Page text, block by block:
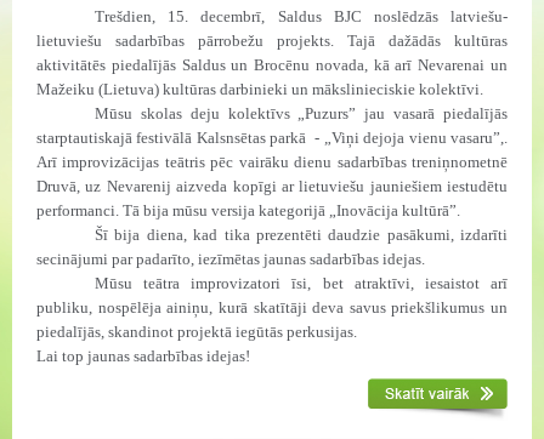
Trešdien, 15. decembrī, Saldus BJC noslēdzās latviešu-
lietuviešu sadarbības pārrobežu projekts. Tajā dažādās kultūras
aktivitātēs piedalījās Saldus un Brocēnu novada, kā arī Nevarenai un
Mažeiku (Lietuva) kultūras darbinieki un mākslinieciskie kolektīvi.
Mūsu skolas deju kolektīvs „Puzurs” jau vasarā piedalījās
starptautiskajā festivālā Kalsnsētas parkā - „Viņi dejoja vienu vasaru”,.
Arī improvizācijas teātris pēc vairāku dienu sadarbības treniņnometnē
Druvā, uz Nevarenij aizveda kopīgi ar lietuviešu jauniešiem iestudētu
performanci. Tā bija mūsu versija kategorijā „Inovācija kultūrā”.
Šī bija diena, kad tika prezentēti daudzie pasākumi, izdarīti
secinājumi par padarīto, iezīmētas jaunas sadarbības idejas.
Mūsu teātra improvizatori īsi, bet atraktīvi, iesaistot arī
publiku, nospēlēja ainiņu, kurā skatītāji deva savus priekšlikumus un
piedalījās, skandinot projektā iegūtās perkusijas.
Lai top jaunas sadarbības idejas!